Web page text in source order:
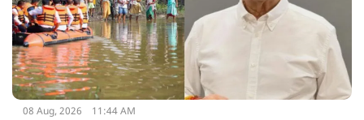
08 Aug, 2026 11:44 AM